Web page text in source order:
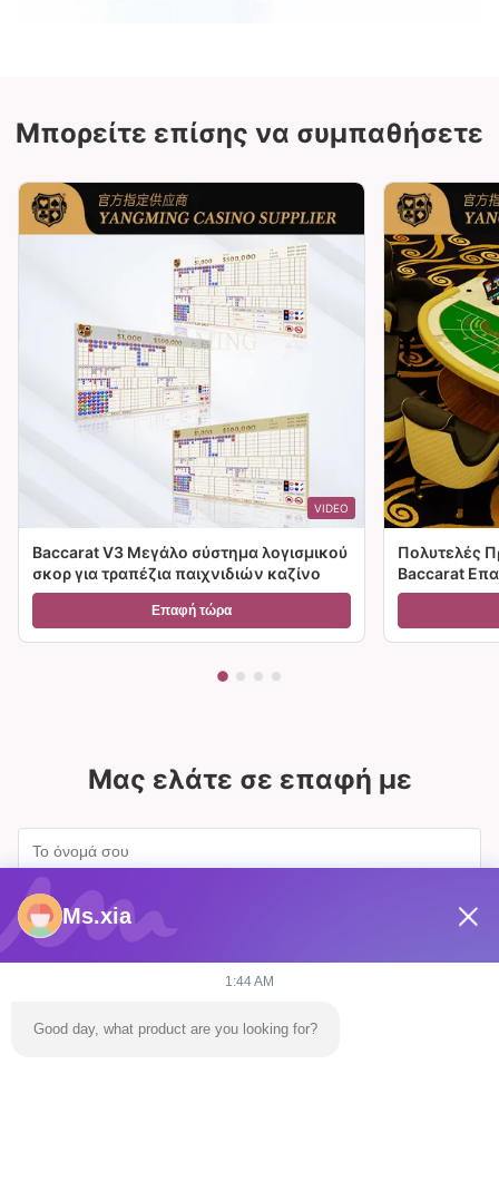
Μπορείτε επίσης να συμπαθήσετε
VIDEO
Baccarat V3 Μεγάλο σύστημα λογισμικού
σκορ για τραπέζια παιχνιδιών καζίνο
Επαφή τώρα
Πολυτελές
Baccarat
Παιχνιδιών
Μας ελάτε σε επαφή με
Ms.xia
1:44 AM
Good day, what product are you looking for?